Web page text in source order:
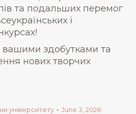
та подальших перемог
і
здобутками та
нових творчих
університету June 3, 2026